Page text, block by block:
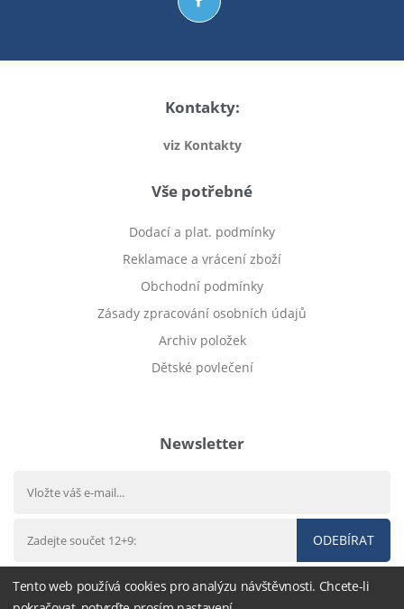
Kontakty:
viz Kontakty
Vše potřebné
Dodací a plat. podmínky
Reklamace a vrácení zboží
Obchodní podmínky
Zásady zpracování osobních údajů
Archiv položek
Dětské povlečení
Newsletter
ODEBÍRAT
Tento web používá cookies pro analýzu návštěvnosti. Chcete-li